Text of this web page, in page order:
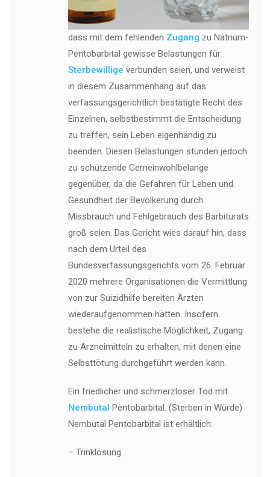
dass mit dem fehlenden Zugang zu Natrium-
Pentobarbital gewisse Belastungen für
Sterbewillige verbunden seien, und verweist
in diesem Zusammenhang auf das
verfassungsgerichtlich bestätigte Recht des
Einzelnen, selbstbestimmt die Entscheidung
zu treffen, sein Leben eigenhändig zu
beenden. Diesen Belastungen stünden jedoch
zu schützende Gemeinwohlbelange
gegenüber, da die Gefahren für Leben und
Gesundheit der Bevölkerung durch
Missbrauch und Fehlgebrauch des Barbiturats
groß seien. Das Gericht wies darauf hin, dass
nach dem Urteil des
Bundesverfassungsgerichts vom 26. Februar
2020 mehrere Organisationen die Vermittlung
von zur Suizidhilfe bereiten Ärzten
wiederaufgenommen hätten. Insofern
bestehe die realistische Möglichkeit, Zugang
zu Arzneimitteln zu erhalten, mit denen eine
Selbsttötung durchgeführt werden kann.
Ein friedlicher und schmerzloser Tod mit
Nembutal
Pentobarbital. (Sterben in Würde)
Nembutal Pentobarbital ist erhältlich:
– Trinklösung